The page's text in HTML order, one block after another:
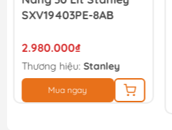
SXV19403PE-8AB
2.980.000₫
Thương hiệu: Stanley
Mua ngay